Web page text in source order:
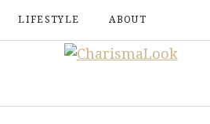
LIFESTYLE ABOUT